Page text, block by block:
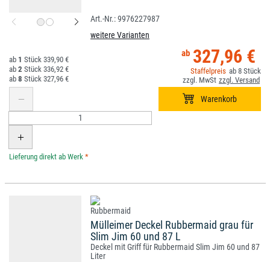
9976227987
weitere Varianten
327,96 €
8
1
339,90 €
2
336,92 €
8
327,96 €
*
Mülleimer Deckel Rubbermaid grau für
Slim Jim 60 und 87 L
Deckel mit Griff für Rubbermaid Slim Jim 60 und 87
Liter